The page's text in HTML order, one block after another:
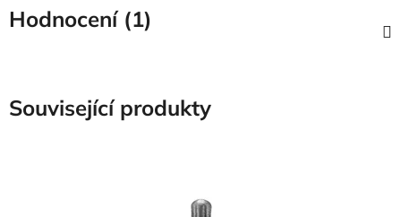
Hodnocení (1)
Související produkty